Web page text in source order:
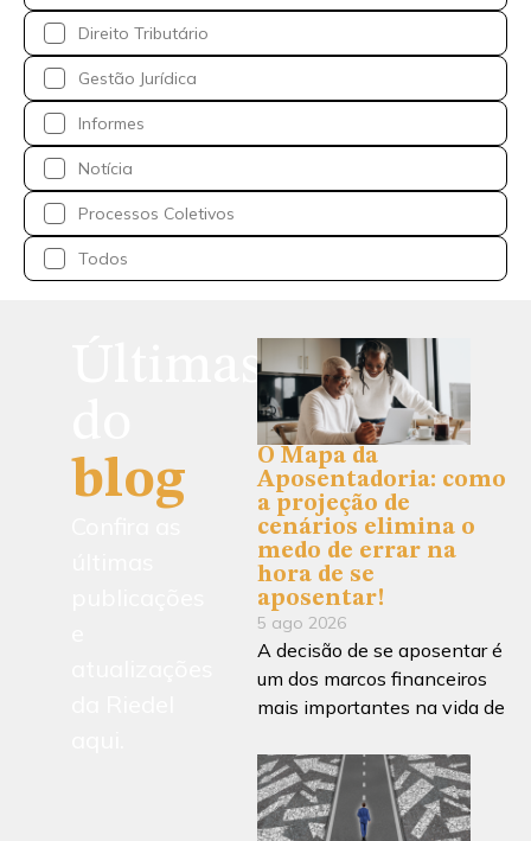
Direito Tributário
Gestão Jurídica
Informes
Notícia
Processos Coletivos
Todos
Últimas
blog
O Mapa da
Aposentadoria: como
a projeção de
cenários elimina o
medo de errar na
hora de se
aposentar!
5 ago 2026
A decisão de se aposentar é
um dos marcos financeiros
mais importantes na vida de